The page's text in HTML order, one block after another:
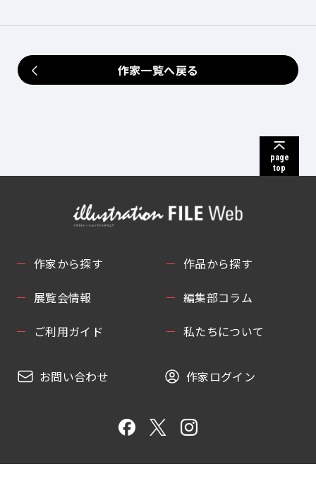
作家一覧へ戻る
page
top
作家から探す
作品から探す
展覧会情報
編集部コラム
ご利用ガイド
私たちについて
お問い合わせ 作家ログイン